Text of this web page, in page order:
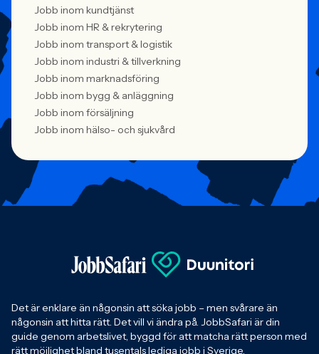
Jobb inom kundtjänst
Jobb inom HR & rekrytering
Jobb inom transport & logistik
Jobb inom industri & tillverkning
Jobb inom marknadsföring
Jobb inom bygg & anläggning
Jobb inom försäljning
Jobb inom hälso- och sjukvård
Det är enklare än någonsin att söka jobb – men svårare än
någonsin att hitta rätt. Det vill vi ändra på. JobbSafari är din
guide genom arbetslivet, byggd för att matcha rätt person med
rätt möjlighet bland tusentals lediga jobb i Sverige.